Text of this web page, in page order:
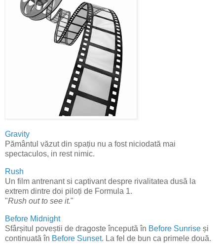
Gravity
Pământul văzut din spațiu nu a fost niciodată mai
spectaculos, in rest nimic.
Rush
Un film antrenant si captivant despre rivalitatea dusă la
extrem dintre doi piloți de Formula 1.
"Rush out to see it."
Before Midnight
Sfârșitul poveștii de dragoste începută în Before Sunrise și
continuată în Before Sunset. La fel de bun ca primele două.